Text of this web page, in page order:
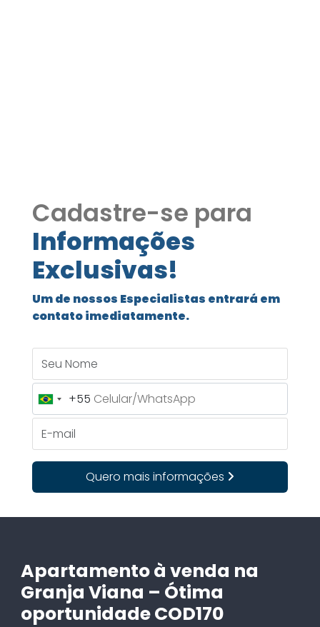
Cadastre-se para
Informações
Exclusivas!
Um de nossos Especialistas entrará em
contato imediatamente.
Brazil
+55
+55
Quero mais informações
Apartamento à venda na
Granja Viana – Ótima
oportunidade COD170